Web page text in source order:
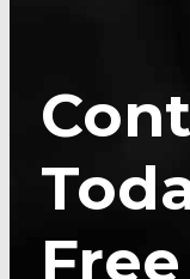
Free